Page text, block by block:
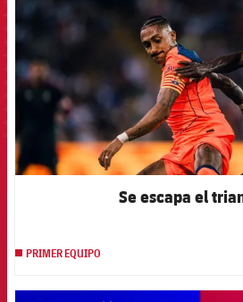
Se escapa el
PRIMER EQUIPO